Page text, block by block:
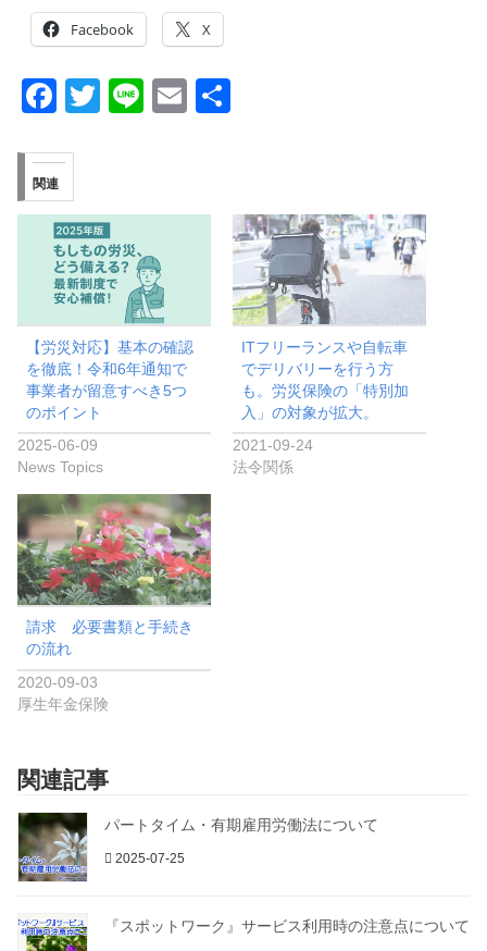
Facebook X
F
c
e
b
o
o
k
T
Li
E
関連
【労災対応】基本の確認
を徹底！令和6年通知で
事業者が留意すべき5つ
のポイント
2025-06-09
News Topics
ITフリーランスや自転車
でデリバリーを行う方
も。労災保険の「特別加
入」の対象が拡大。
2021-09-24
法令関係
請求 必要書類と手続き
の流れ
2020-09-03
厚生年金保険
関連記事
パートタイム・有期雇用労働法について
2025-07-25
『スポットワーク』サービス利用時の注意点について